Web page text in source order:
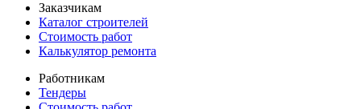
Заказчикам
Каталог строителей
Стоимость работ
Калькулятор ремонта
Работникам
Тендеры